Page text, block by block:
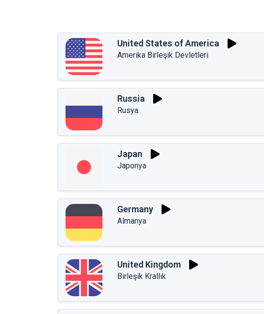
United States of America
Amerika Birleşik Devletleri
Russia
Rusya
Japan
Japonya
Germany
Almanya
United Kingdom
Birleşik Krallık